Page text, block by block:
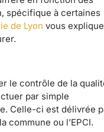
spécifique à certaines
de Lyon vous explique
le contrôle de la
par simple
Celle-ci est délivrée
commune ou l’EPCI.